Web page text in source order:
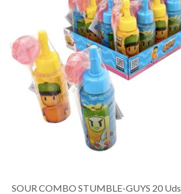
SOUR COMBO STUMBLE-GUYS 20 Uds